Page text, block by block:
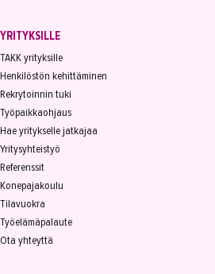
YRITYKSILLE
TAKK yrityksille
Henkilöstön kehittäminen
Rekrytoinnin tuki
Työpaikkaohjaus
Hae yritykselle jatkajaa
Yritysyhteistyö
Referenssit
Konepajakoulu
Tilavuokra
Työelämäpalaute
Ota yhteyttä